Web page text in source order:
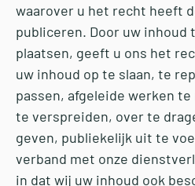
waarover u het recht heeft
publiceren. Door uw inhoud
plaatsen, geeft u ons het
uw inhoud op te slaan, te
passen, afgeleide werken
te verspreiden, over te
geven, publiekelijk uit te
verband met onze
in dat wij uw inhoud ook